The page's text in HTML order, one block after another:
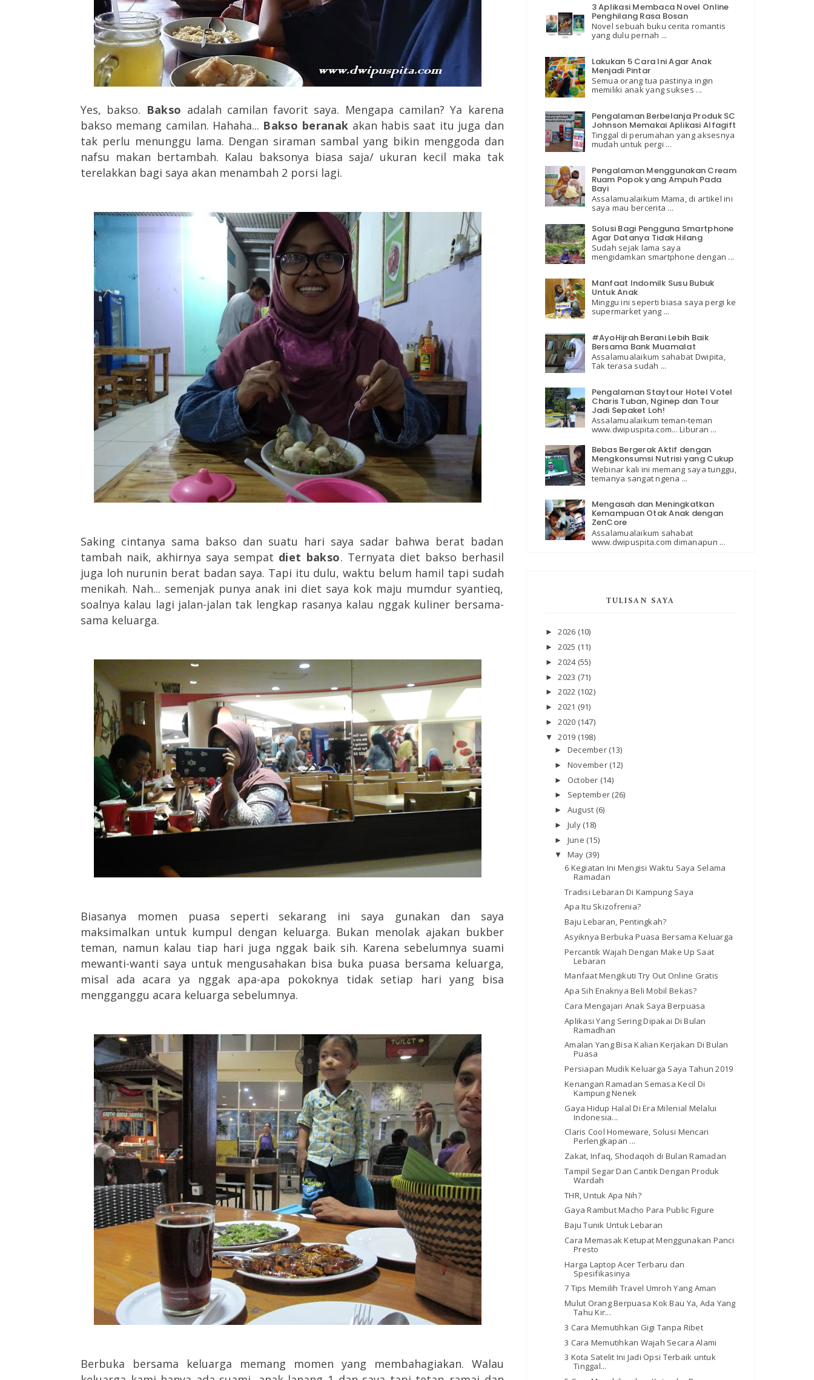
Yes, bakso. Bakso adalah camilan favorit saya. Mengapa camilan? Ya karena
bakso memang camilan. Hahaha... Bakso beranak akan habis saat itu juga dan
tak perlu menunggu lama. Dengan siraman sambal yang bikin menggoda dan
nafsu makan bertambah. Kalau baksonya biasa saja/ ukuran kecil maka tak
terelakkan bagi saya akan menambah 2 porsi lagi.
Saking cintanya sama bakso dan suatu hari saya sadar bahwa berat badan
tambah naik, akhirnya saya sempat diet bakso. Ternyata diet bakso berhasil
juga loh nurunin berat badan saya. Tapi itu dulu, waktu belum hamil tapi sudah
menikah. Nah... semenjak punya anak ini diet saya kok maju mumdur syantieq,
soalnya kalau lagi jalan-jalan tak lengkap rasanya kalau nggak kuliner bersama-
sama keluarga.
Biasanya momen puasa seperti sekarang ini saya gunakan dan saya
maksimalkan untuk kumpul dengan keluarga. Bukan menolak ajakan bukber
teman, namun kalau tiap hari juga nggak baik sih. Karena sebelumnya suami
mewanti-wanti saya untuk mengusahakan bisa buka puasa bersama keluarga,
misal ada acara ya nggak apa-apa pokoknya tidak setiap hari yang bisa
mengganggu acara keluarga sebelumnya.
Berbuka bersama keluarga memang momen yang membahagiakan. Walau
3 Aplikasi Membaca Novel Online
Penghilang Rasa Bosan
Novel sebuah buku cerita romantis
yang dulu pernah ...
Lakukan 5 Cara Ini Agar Anak
Menjadi Pintar
Semua orang tua pastinya ingin
memiliki anak yang sukses ...
Pengalaman Berbelanja Produk SC
Johnson Memakai Aplikasi Alfagift
Tinggal di perumahan yang aksesnya
mudah untuk pergi ...
Pengalaman Menggunakan Cream
Ruam Popok yang Ampuh Pada
Bayi
Assalamualaikum Mama, di artikel ini
saya mau bercerita ...
Solusi Bagi Pengguna Smartphone
Agar Datanya Tidak Hilang
Sudah sejak lama saya
mengidamkan smartphone dengan ...
Manfaat Indomilk Susu Bubuk
Untuk Anak
Minggu ini seperti biasa saya pergi ke
supermarket yang ...
#AyoHijrah Berani Lebih Baik
Bersama Bank Muamalat
Assalamualaikum sahabat Dwipita,
Tak terasa sudah ...
Pengalaman Staytour Hotel Votel
Charis Tuban, Nginep dan Tour
Jadi Sepaket Loh!
Assalamualaikum teman-teman
www.dwipuspita.com... Liburan ...
Bebas Bergerak Aktif dengan
Mengkonsumsi Nutrisi yang Cukup
Webinar kali ini memang saya tunggu,
temanya sangat ngena ...
Mengasah dan Meningkatkan
Kemampuan Otak Anak dengan
ZenCore
Assalamualaikum sahabat
www.dwipuspita.com dimanapun ...
TULISAN SAYA
►2026 (10)
►2025 (11)
►2024 (55)
►2023 (71)
►2022 (102)
►2021 (91)
►2020 (147)
▼2019 (198)
► December (13)
► November (12)
► October (14)
► September (26)
► August (6)
► July (18)
► June (15)
▼ May (39)
6 Kegiatan Ini Mengisi Waktu Saya Selama
Ramadan
Tradisi Lebaran Di Kampung Saya
Apa Itu Skizofrenia?
Baju Lebaran, Pentingkah?
Asyiknya Berbuka Puasa Bersama Keluarga
Percantik Wajah Dengan Make Up Saat
Lebaran
Manfaat Mengikuti Try Out Online Gratis
Apa Sih Enaknya Beli Mobil Bekas?
Cara Mengajari Anak Saya Berpuasa
Aplikasi Yang Sering Dipakai Di Bulan
Ramadhan
Amalan Yang Bisa Kalian Kerjakan Di Bulan
Puasa
Persiapan Mudik Keluarga Saya Tahun 2019
Kenangan Ramadan Semasa Kecil Di
Kampung Nenek
Gaya Hidup Halal Di Era Milenial Melalui
Indonesia...
Claris Cool Homeware, Solusi Mencari
Perlengkapan ...
Zakat, Infaq, Shodaqoh di Bulan Ramadan
Tampil Segar Dan Cantik Dengan Produk
Wardah
THR, Untuk Apa Nih?
Gaya Rambut Macho Para Public Figure
Baju Tunik Untuk Lebaran
Cara Memasak Ketupat Menggunakan Panci
Presto
Harga Laptop Acer Terbaru dan
Spesifikasinya
7 Tips Memilih Travel Umroh Yang Aman
Mulut Orang Berpuasa Kok Bau Ya, Ada Yang
Tahu Kir...
3 Cara Memutihkan Gigi Tanpa Ribet
3 Cara Memutihkan Wajah Secara Alami
3 Kota Satelit Ini Jadi Opsi Terbaik untuk
Tinggal...